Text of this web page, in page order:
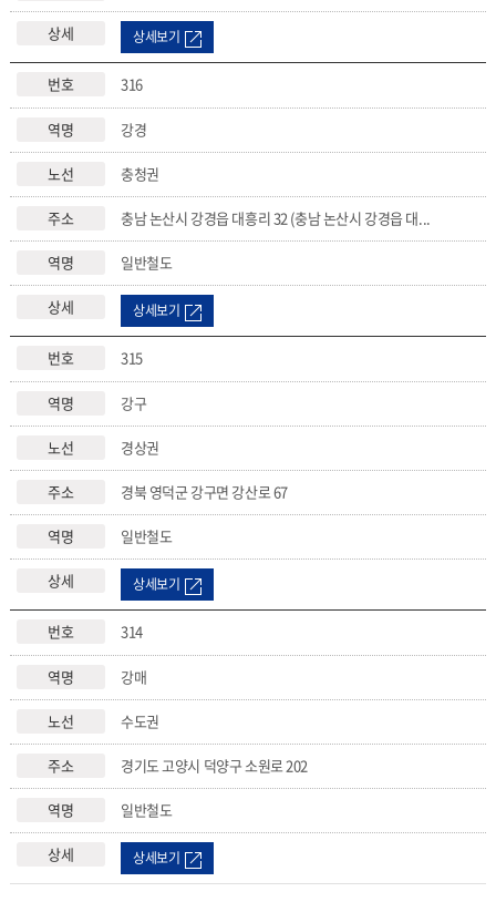
상세보기
316
강경
충청권
충남 논산시 강경읍 대흥리 32 (충남 논산시 강경읍 대...
일반철도
상세보기
315
강구
경상권
경북 영덕군 강구면 강산로 67
일반철도
상세보기
314
강매
수도권
경기도 고양시 덕양구 소원로 202
일반철도
상세보기